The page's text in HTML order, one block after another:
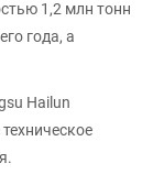
1,2 млн тонн
года, а
Hailun